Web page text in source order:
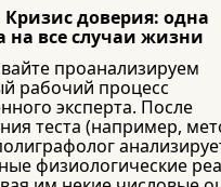
Кризис доверия: одна
на все случаи жизни
проанализируем
рабочий процесс
эксперта. После
теста (например,
физиологические